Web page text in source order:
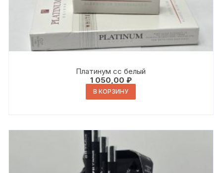
Платинум сс белый
1 050,00 ₽
В КОРЗИНУ